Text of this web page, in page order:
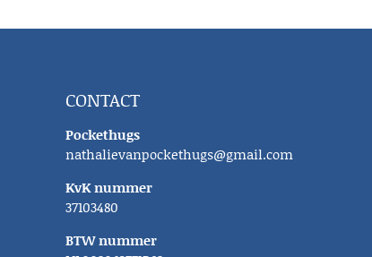
CONTACT
Pockethugs
nathalievanpockethugs@gmail.com
KvK nummer
37103480
BTW nummer